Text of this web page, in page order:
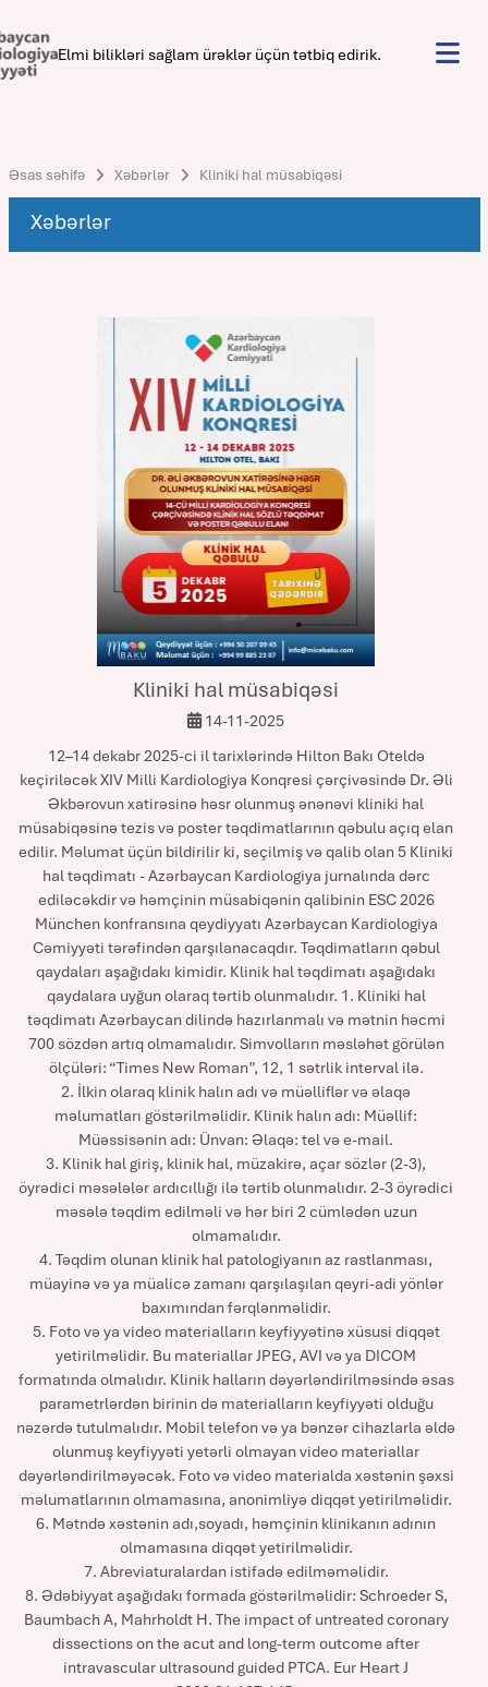
Elmi bilikləri sağlam ürəklər üçün tətbiq edirik.
Əsas səhifə Xəbərlər Kliniki hal müsabiqəsi
Xəbərlər
Kliniki hal müsabiqəsi
14-11-2025
12–14 dekabr 2025-ci il tarixlərində Hilton Bakı Oteldə
keçiriləcək XIV Milli Kardiologiya Konqresi çərçivəsində Dr. Əli
Əkbərovun xatirəsinə həsr olunmuş ənənəvi kliniki hal
müsabiqəsinə tezis və poster təqdimatlarının qəbulu açıq elan
edilir. Məlumat üçün bildirilir ki, seçilmiş və qalib olan 5 Kliniki
hal təqdimatı - Azərbaycan Kardiologiya jurnalında dərc
ediləcəkdir və həmçinin müsabiqənin qalibinin ESC 2026
München konfransına qeydiyyatı Azərbaycan Kardiologiya
Cəmiyyəti tərəfindən qarşılanacaqdır. Təqdimatların qəbul
qaydaları aşağıdakı kimidir. Klinik hal təqdimatı aşağıdakı
qaydalara uyğun olaraq tərtib olunmalıdır. 1. Kliniki hal
təqdimatı Azərbaycan dilində hazırlanmalı və mətnin həcmi
700 sözdən artıq olmamalıdır. Simvolların məsləhət görülən
ölçüləri: “Times New Roman”, 12, 1 sətrlik interval ilə.
2. İlkin olaraq klinik halın adı və müəlliflər və əlaqə
məlumatları göstərilməlidir. Klinik halın adı: Müəllif:
Müəssisənin adı: Ünvan: Əlaqə: tel və e-mail.
3. Klinik hal giriş, klinik hal, müzakirə, açar sözlər (2-3),
öyrədici məsələlər ardıcıllığı ilə tərtib olunmalıdır. 2-3 öyrədici
məsələ təqdim edilməli və hər biri 2 cümlədən uzun
olmamalıdır.
4. Təqdim olunan klinik hal patologiyanın az rastlanması,
müayinə və ya müalicə zamanı qarşılaşılan qeyri-adi yönlər
baxımından fərqlənməlidir.
5. Foto və ya video materialların keyfiyyətinə xüsusi diqqət
yetirilməlidir. Bu materiallar JPEG, AVI və ya DICOM
formatında olmalıdır. Klinik halların dəyərləndirilməsində əsas
parametrlərdən birinin də materialların keyfiyyəti olduğu
nəzərdə tutulmalıdır. Mobil telefon və ya bənzər cihazlarla əldə
olunmuş keyfiyyəti yetərli olmayan video materiallar
dəyərləndirilməyəcək. Foto və video materialda xəstənin şəxsi
məlumatlarının olmamasına, anonimliyə diqqət yetirilməlidir.
6. Mətndə xəstənin adı,soyadı, həmçinin klinikanın adının
olmamasına diqqət yetirilməlidir.
7. Abreviaturalardan istifadə edilməməlidir.
8. Ədəbiyyat aşağıdakı formada göstərilməlidir: Schroeder S,
Baumbach A, Mahrholdt H. The impact of untreated coronary
dissections on the acut and long-term outcome after
intravascular ultrasound guided PTCA. Eur Heart J